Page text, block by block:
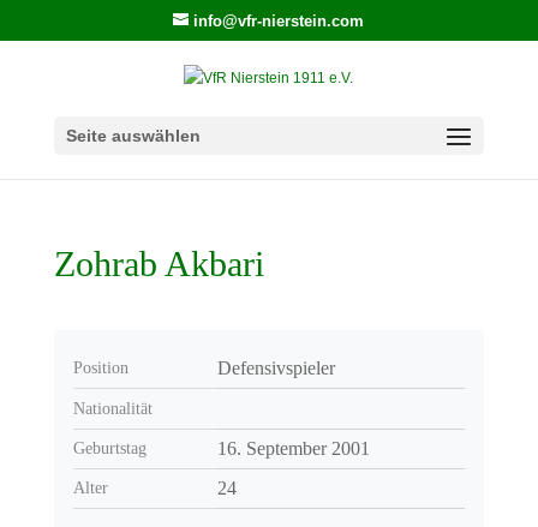
info@vfr-nierstein.com
Seite auswählen
Zohrab Akbari
Position Defensivspieler
Nationalität
Geburtstag 16. September 2001
Alter 24